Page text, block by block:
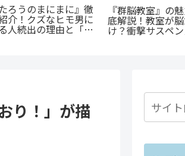
斜陽に恋う』憧れの先
恋したのは「弟の彼
だった…？切なすぎ
『罰』全てを失
怒りが爆発する
トップ・バイオ
クションを徹底
り！」が描